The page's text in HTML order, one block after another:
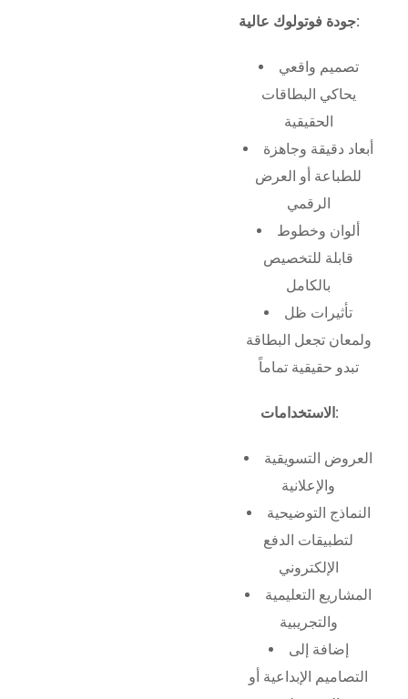
جودة فوتولوك عالية:
تصميم واقعي
يحاكي البطاقات
الحقيقية
أبعاد دقيقة وجاهزة
للطباعة أو العرض
الرقمي
ألوان وخطوط
قابلة للتخصيص
بالكامل
تأثيرات ظل
ولمعان تجعل البطاقة
تبدو حقيقية تماماً
الاستخدامات:
العروض التسويقية
والإعلانية
النماذج التوضيحية
لتطبيقات الدفع
الإلكتروني
المشاريع التعليمية
والتجريبية
إضافة إلى
التصاميم الإبداعية أو